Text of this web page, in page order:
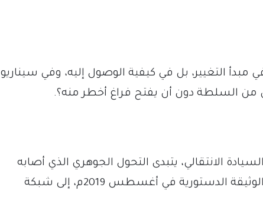
مبدأ التغيير، بل في كيفية الوصول إليه، وفي سيناريو
من السلطة دون أن يفتح فراغ أخطر منه؟.
الانتقالي، يتبدى التحول الجوهري الذي أصابه
من مجلس إشرافي، كما نصت الوثيقة الدستورية في أغسطس 2019م، إلى شبكة